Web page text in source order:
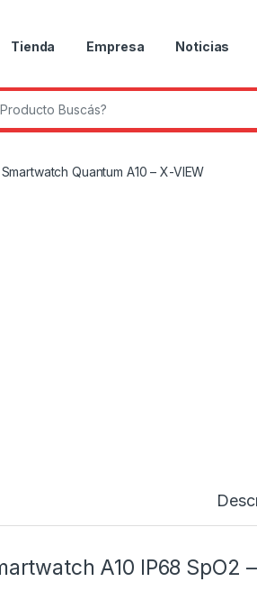
Tienda Empresa Noticias
Smartwatch Quantum A10 – X-VIEW
A10 IP68 SpO2